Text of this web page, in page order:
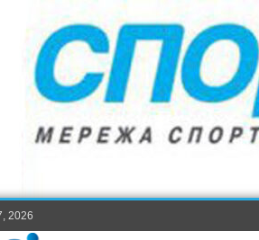
2026